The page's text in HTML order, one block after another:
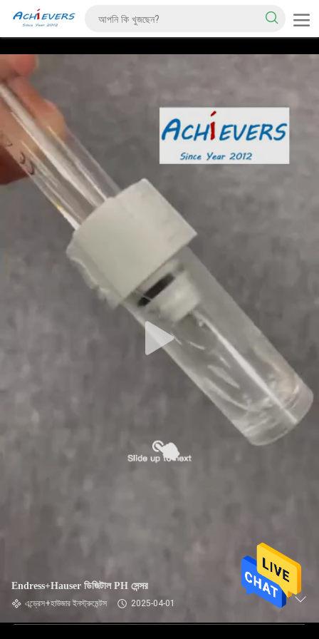
Endress+Hauser ডিজিটাল PH সেন্সর
এন্ড্রেস+হাউজার ইনস্ট্রুমেন্টস 2025-04-01